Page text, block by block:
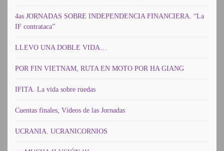
4as JORNADAS SOBRE INDEPENDENCIA FINANCIERA. “La
IF contrataca”
LLEVO UNA DOBLE VIDA…
POR FIN VIETNAM, RUTA EN MOTO POR HA GIANG
IFITA. La vida sobre ruedas
Cuentas finales, Vídeos de las Jornadas
UCRANIA. UCRANICORNIOS